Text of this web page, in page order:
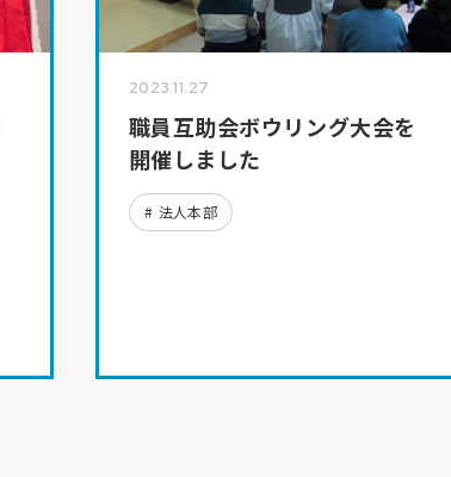
2023.11.27
職員互助会ボウリング大会を
開催しました
法人本部